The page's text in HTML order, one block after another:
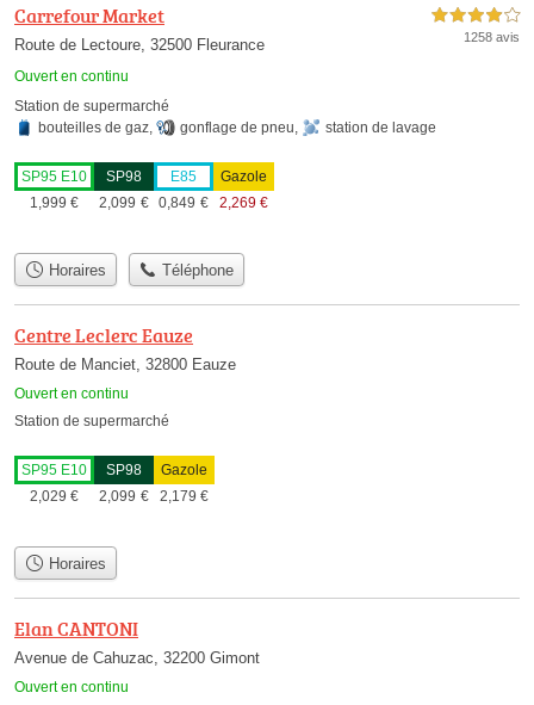
Carrefour Market
Route de Lectoure, 32500 Fleurance
Ouvert en continu
4,0 étoiles sur 5
1258 avis
Station de supermarché
bouteilles de gaz
gonflage de pneu station de lavage
SP95 E10
1,999 €
SP98
2,099 €
E85
0,849 €
Gazole
2,269 €
Horaires Téléphone
Centre Leclerc Eauze
Route de Manciet, 32800 Eauze
Ouvert en continu
Station de supermarché
SP95 E10
2,029 €
SP98
2,099 €
Gazole
2,179 €
Horaires
Elan CANTONI
Avenue de Cahuzac, 32200 Gimont
Ouvert en continu